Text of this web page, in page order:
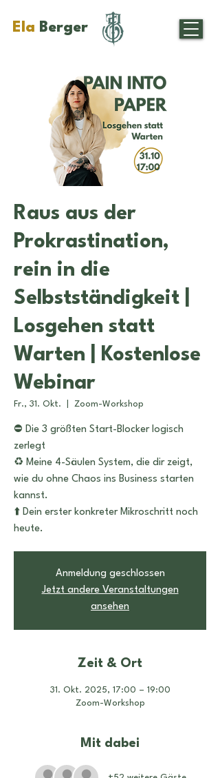
Ela Berger
Raus aus der
Prokrastination,
rein in die
Selbstständigkeit |
Losgehen statt
Warten | Kostenlose
Webinar
Fr., 31. Okt. Zoom-Workshop
⛔️ Die 3 größten Start-Blocker logisch
zerlegt
♻️ Meine 4-Säulen System, die dir zeigt,
wie du ohne Chaos ins Business starten
kannst.
⬆️ Dein erster konkreter Mikroschritt noch
heute.
Anmeldung geschlossen
Jetzt andere Veranstaltungen
ansehen
Zeit & Ort
31. Okt. 2025, 17:00 – 19:00
Zoom-Workshop
Mit dabei